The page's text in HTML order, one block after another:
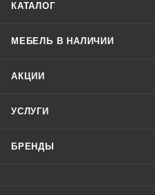
КАТАЛОГ
МЕБЕЛЬ В НАЛИЧИИ
АКЦИИ
УСЛУГИ
БРЕНДЫ